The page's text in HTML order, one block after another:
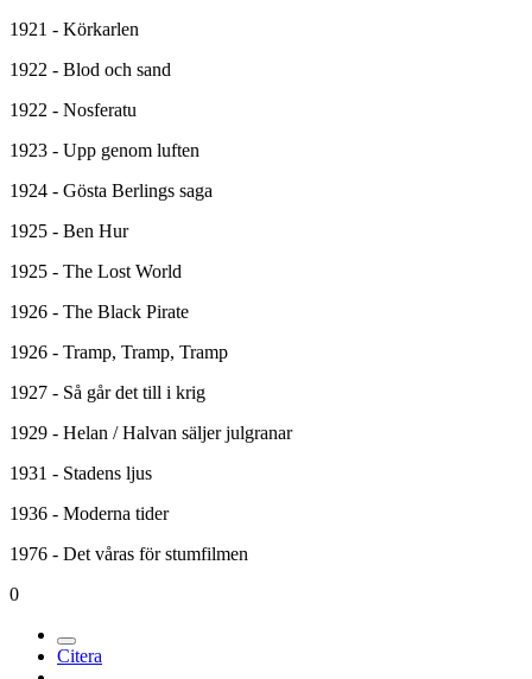
1921 - Körkarlen
1922 - Blod och sand
1922 - Nosferatu
1923 - Upp genom luften
1924 - Gösta Berlings saga
1925 - Ben Hur
1925 - The Lost World
1926 - The Black Pirate
1926 - Tramp, Tramp, Tramp
1927 - Så går det till i krig
1929 - Helan / Halvan säljer julgranar
1931 - Stadens ljus
1936 - Moderna tider
1976 - Det våras för stumfilmen
0
Citera